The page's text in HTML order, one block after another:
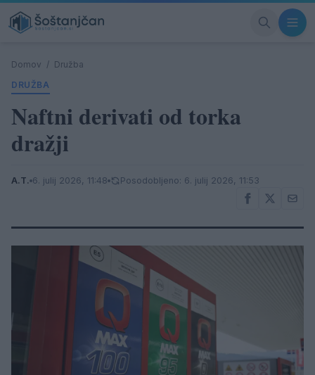
Domov / Družba
DRUŽBA
Naftni derivati od torka
dražji
A.T. 6. julij 2026, 11:48 Posodobljeno: 6. julij 2026, 11:53